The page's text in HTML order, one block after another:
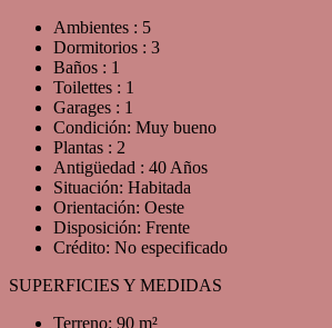
Ambientes : 5
Dormitorios : 3
Baños : 1
Toilettes : 1
Garages : 1
Condición: Muy bueno
Plantas : 2
Antigüedad : 40 Años
Situación: Habitada
Orientación: Oeste
Disposición: Frente
Crédito: No especificado
SUPERFICIES Y MEDIDAS
Terreno: 90 m²